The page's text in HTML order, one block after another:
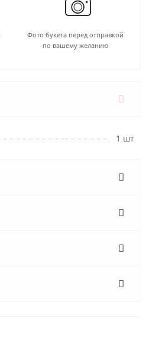
Фото букета перед отправкой
по вашему желанию
1 шт